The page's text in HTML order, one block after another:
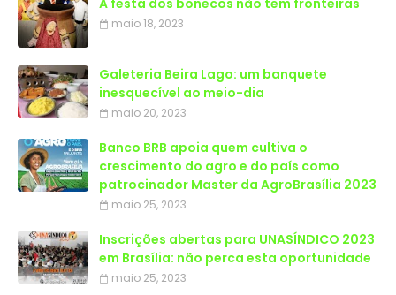
A festa dos bonecos não tem fronteiras
maio 18, 2023
Galeteria Beira Lago: um banquete
inesquecível ao meio-dia
maio 20, 2023
Banco BRB apoia quem cultiva o
crescimento do agro e do país como
patrocinador Master da AgroBrasília 2023
maio 25, 2023
Inscrições abertas para UNASÍNDICO 2023
em Brasília: não perca esta oportunidade
maio 25, 2023